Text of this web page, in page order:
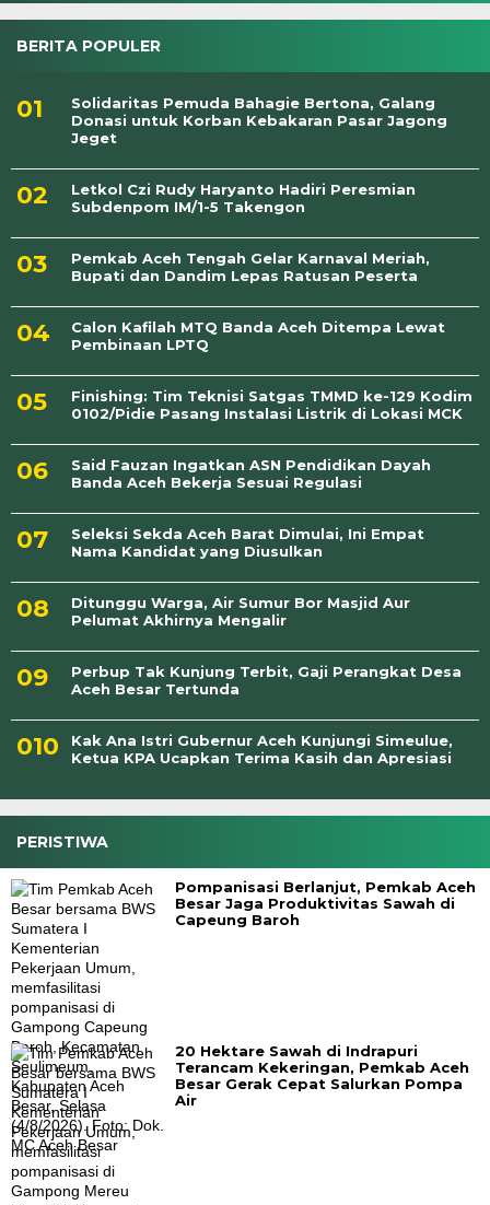
BERITA POPULER
Solidaritas Pemuda Bahagie Bertona, Galang
Donasi untuk Korban Kebakaran Pasar Jagong
Jeget
Letkol Czi Rudy Haryanto Hadiri Peresmian
Subdenpom IM/1-5 Takengon
Pemkab Aceh Tengah Gelar Karnaval Meriah,
Bupati dan Dandim Lepas Ratusan Peserta
Calon Kafilah MTQ Banda Aceh Ditempa Lewat
Pembinaan LPTQ
Finishing: Tim Teknisi Satgas TMMD ke-129 Kodim
0102/Pidie Pasang Instalasi Listrik di Lokasi MCK
Said Fauzan Ingatkan ASN Pendidikan Dayah
Banda Aceh Bekerja Sesuai Regulasi
Seleksi Sekda Aceh Barat Dimulai, Ini Empat
Nama Kandidat yang Diusulkan
Ditunggu Warga, Air Sumur Bor Masjid Aur
Pelumat Akhirnya Mengalir
Perbup Tak Kunjung Terbit, Gaji Perangkat Desa
Aceh Besar Tertunda
Kak Ana Istri Gubernur Aceh Kunjungi Simeulue,
Ketua KPA Ucapkan Terima Kasih dan Apresiasi
PERISTIWA
Pompanisasi Berlanjut, Pemkab Aceh
Besar Jaga Produktivitas Sawah di
Capeung Baroh
20 Hektare Sawah di Indrapuri
Terancam Kekeringan, Pemkab Aceh
Besar Gerak Cepat Salurkan Pompa
Air